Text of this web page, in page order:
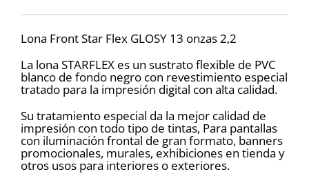
Lona Front Star Flex GLOSY 13 onzas 2,2
La lona STARFLEX es un sustrato flexible de PVC
blanco de fondo negro con revestimiento especial
tratado para la impresión digital con alta calidad.
Su tratamiento especial da la mejor calidad de
impresión con todo tipo de tintas, Para pantallas
con iluminación frontal de gran formato, banners
promocionales, murales, exhibiciones en tienda y
otros usos para interiores o exteriores.